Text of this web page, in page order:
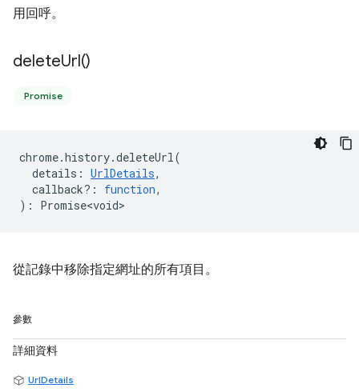
用回呼。
deleteUrl()
Promise
chrome.history.deleteUrl(
details : UrlDetails,
callback? : function,
) : Promise<void>
從記錄中移除指定網址的所有項目。
參數
詳細資料
UrlDetails